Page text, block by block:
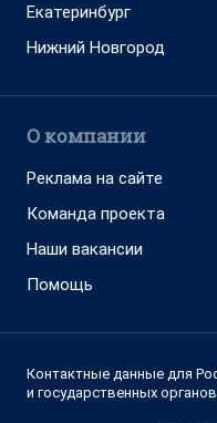
Екатеринбург
Нижний Новгород
О компании
Реклама на сайте
Команда проекта
Наши вакансии
Помощь
Контактные данные для
и государственных органов